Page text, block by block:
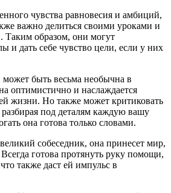
чувства равновесия и амбиций,
важно делиться своими уроками и
Таким образом, они могут
и дать себе чувство цели, если у них
быть весьма необычна в
оптимистично и наслаждается
жизни. Но также может критиковать
под деталям каждую вашу
она готова только словами.
собеседник, она принесет мир,
готова протянуть руку помощи,
также даст ей импульс в